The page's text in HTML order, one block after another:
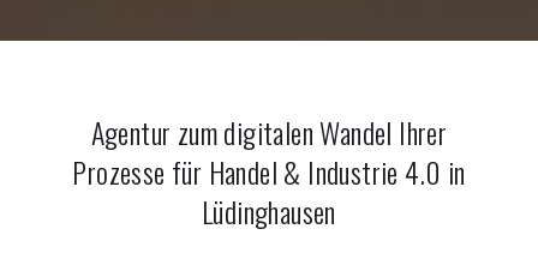
Agentur zum digitalen Wandel Ihrer
Prozesse für Handel & Industrie 4.0 in
Lüdinghausen